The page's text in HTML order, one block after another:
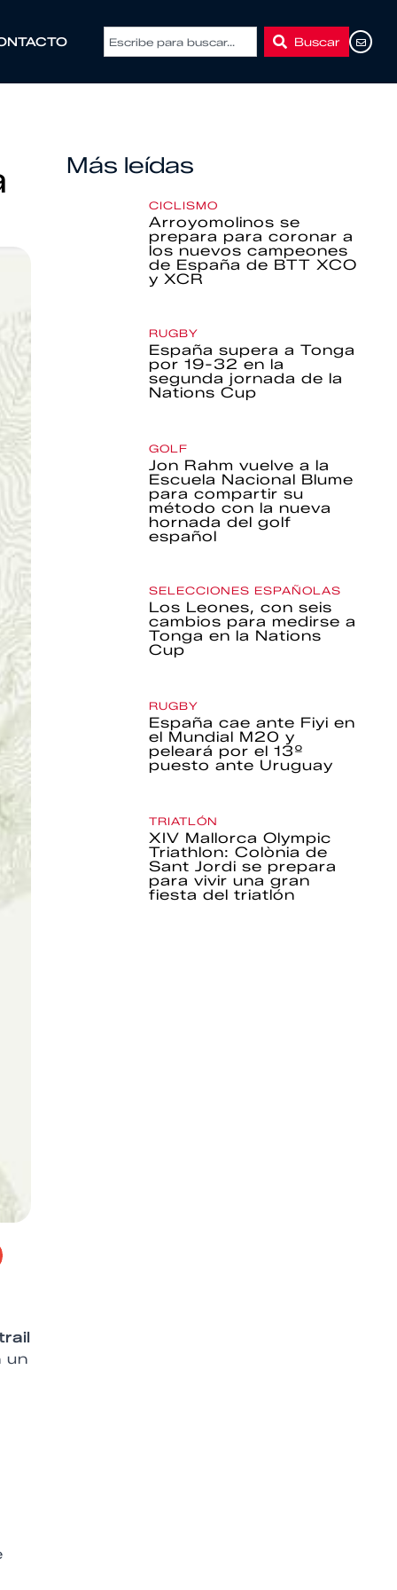
Buscar
un
Más leídas
CICLISMO
Arroyomolinos se
prepara para coronar a
los nuevos campeones
de España de BTT XCO
y XCR
RUGBY
España supera a Tonga
por 19-32 en la
segunda jornada de la
Nations Cup
GOLF
Jon Rahm vuelve a la
Escuela Nacional Blume
para compartir su
método con la nueva
hornada del golf
español
SELECCIONES ESPAÑOLAS
Los Leones, con seis
cambios para medirse a
Tonga en la Nations
Cup
RUGBY
España cae ante Fiyi en
el Mundial M20 y
peleará por el 13º
puesto ante Uruguay
TRIATLÓN
XIV Mallorca Olympic
Triathlon: Colònia de
Sant Jordi se prepara
para vivir una gran
fiesta del triatlón